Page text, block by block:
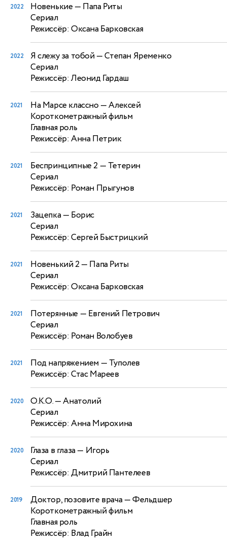
2022 Новенькие— Папа Риты
Сериал
Режиссёр: Оксана Барковская
2022 Я слежу за тобой— Степан Яременко
Сериал
Режиссёр: Леонид Гардаш
2021 На Марсе классно — Алексей
Короткометражный фильм
Главная роль
Режиссёр: Анна Петрик
2021 Беспринципные 2 — Тетерин
Сериал
Режиссёр: Роман Прыгунов
2021 Зацепка— Борис
Сериал
Режиссёр: Сергей Быстрицкий
2021 Новенький 2— Папа Риты
Сериал
Режиссёр: Оксана Барковская
2021 Потерянные — Евгений Петрович
Сериал
Режиссёр: Роман Волобуев
2021 Под напряжением — Туполев
Режиссёр: Стас Мареев
2020 О.К.О.— Анатолий
Сериал
Режиссёр: Анна Мирохина
2020 Глаза в глаза— Игорь
Сериал
Режиссёр: Дмитрий Пантелеев
2019 Доктор, позовите врача— Фельдшер
Короткометражный фильм
Главная роль
Режиссёр: Влад Грайн